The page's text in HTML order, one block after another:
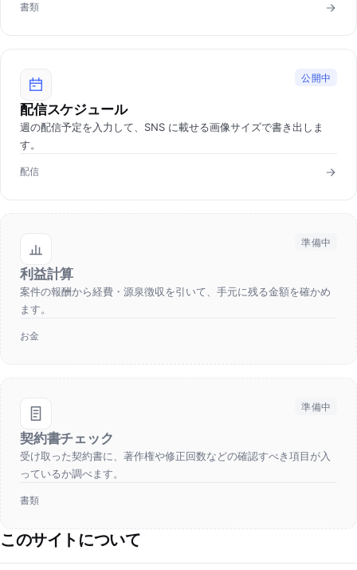
書類
公開中
配信スケジュール
週の配信予定を入力して、SNS に載せる画像サイズで書き出しま
す。
配信
準備中
利益計算
案件の報酬から経費・源泉徴収を引いて、手元に残る金額を確かめ
ます。
お金
準備中
契約書チェック
受け取った契約書に、著作権や修正回数などの確認すべき項目が入
っているか調べます。
書類
このサイトについて